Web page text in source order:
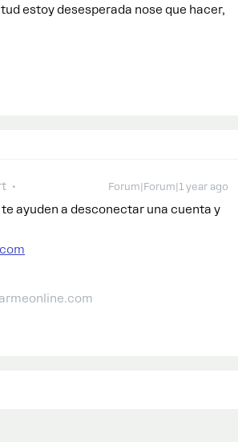
estoy desesperada nose que hacer,
Forum|Forum|1 year ago
ayuden a desconectar una cuenta y